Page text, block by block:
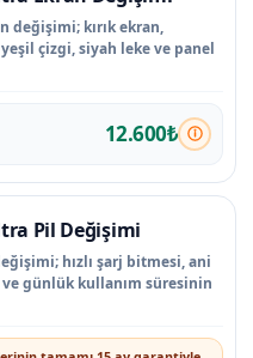
değişimi; kırık ekran,
çizgi, siyah leke ve panel
12.600₺
Pil Değişimi
hızlı şarj bitmesi, ani
ve günlük kullanım süresinin